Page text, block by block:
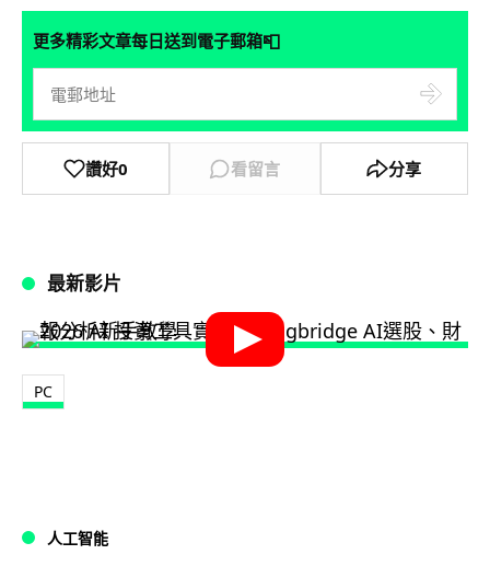
更多精彩文章每日送到電子郵箱📮
讚好0 看留言 分享
最新影片
PC
人工智能